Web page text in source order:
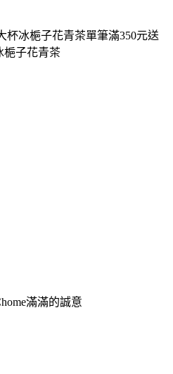
杯冰梔子花青茶單筆滿350元送
梔子花青茶
滿滿的誠意